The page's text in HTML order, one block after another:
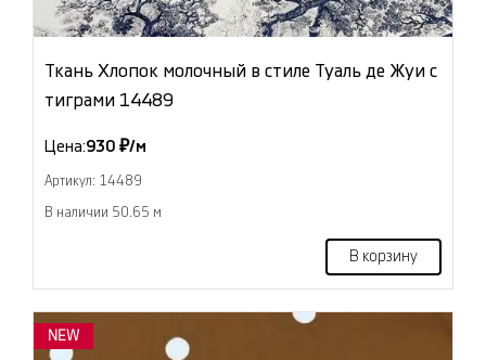
Ткань Хлопок молочный в стиле Туаль де Жуи с
тиграми 14489
Цена:930 ₽/м
Артикул: 14489
В наличии 50.65 м
В корзину
NEW